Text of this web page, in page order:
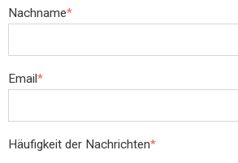
Nachname*
Email*
Häufigkeit der Nachrichten*